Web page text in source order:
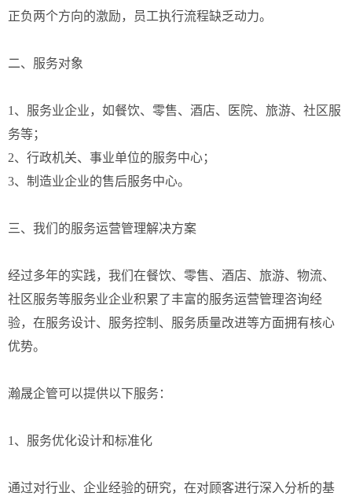
正负两个方向的激励，员工执行流程缺乏动力。
二、服务对象
1、服务业企业，如餐饮、零售、酒店、医院、旅游、社区服
务等；
2、行政机关、事业单位的服务中心；
3、制造业企业的售后服务中心。
三、我们的服务运营管理解决方案
经过多年的实践，我们在餐饮、零售、酒店、旅游、物流、
社区服务等服务业企业积累了丰富的服务运营管理咨询经
验，在服务设计、服务控制、服务质量改进等方面拥有核心
优势。
瀚晟企管可以提供以下服务：
1、服务优化设计和标准化
通过对行业、企业经验的研究，在对顾客进行深入分析的基